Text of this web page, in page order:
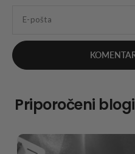
E-pošta
Priporočeni blogi